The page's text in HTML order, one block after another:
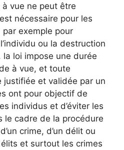
vue ne peut être
nécessaire pour les
par exemple pour
ou la destruction
la loi impose une durée
à vue, et toute
justifiée et validée par un
ont pour objectif de
individus et d’éviter les
le cadre de la procédure
crime, d’un délit ou
et surtout les crimes